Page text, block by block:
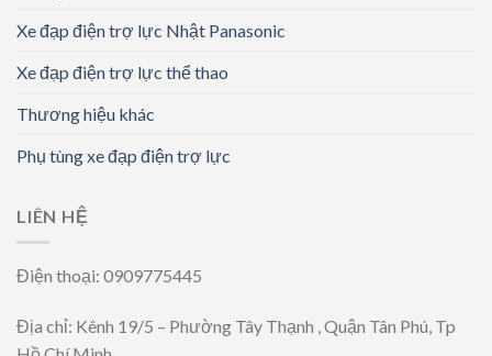
Xe đạp điện trợ lực Nhật Panasonic
Xe đạp điện trợ lực thể thao
Thương hiệu khác
Phụ tùng xe đạp điện trợ lực
LIÊN HỆ
Điện thoại: 0909775445
Địa chỉ: Kênh 19/5 – Phường Tây Thạnh , Quận Tân Phú, Tp